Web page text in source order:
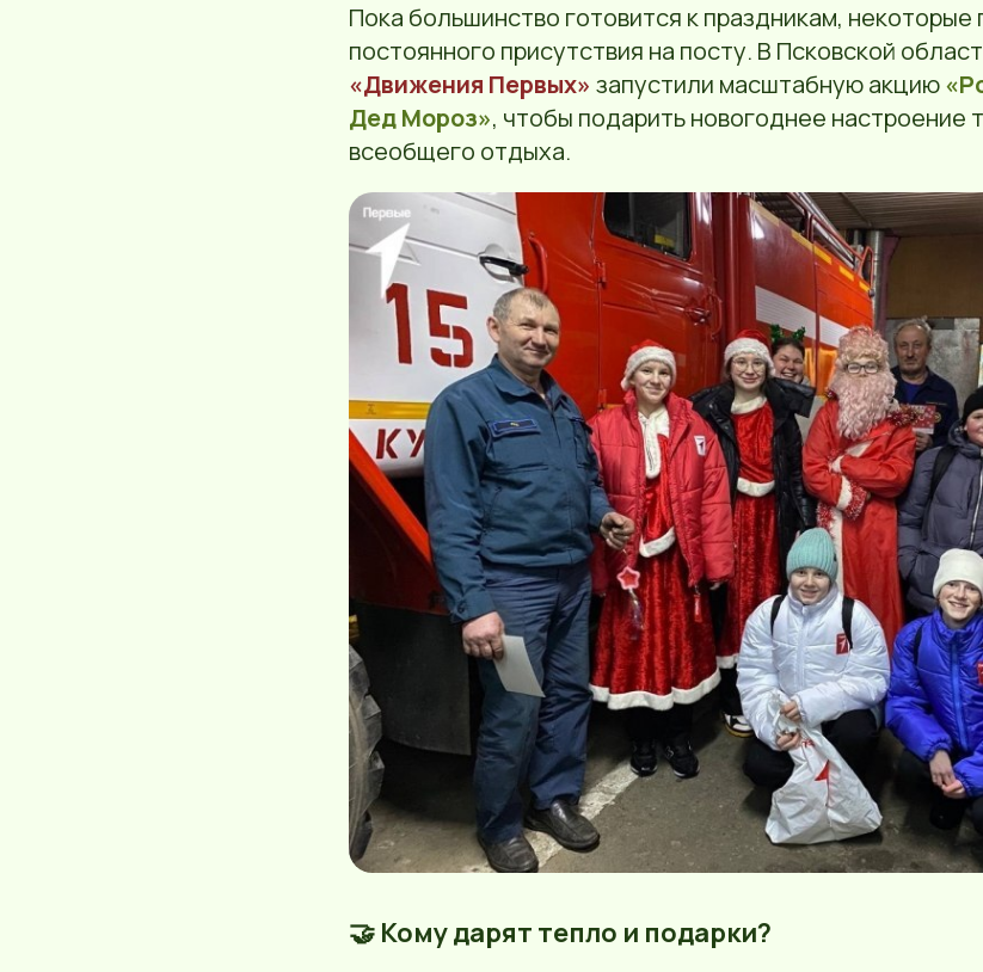
Пока большинство готовится к праздникам,
постоянного присутствия на посту. В Псковской
«Движения Первых» запустили масштабную акцию
Дед Мороз», чтобы подарить новогоднее настроение
всеобщего отдыха.
🤝 Кому дарят тепло и подарки?